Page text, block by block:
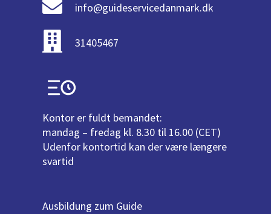
info@guideservicedanmark.dk
31405467
Kontor er fuldt bemandet:
mandag – fredag kl. 8.30 til 16.00 (CET)
Udenfor kontortid kan der være længere
svartid
Ausbildung zum Guide